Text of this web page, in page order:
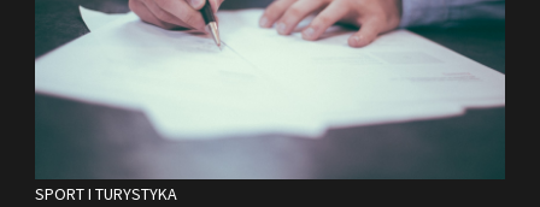
SPORT I TURYSTYKA